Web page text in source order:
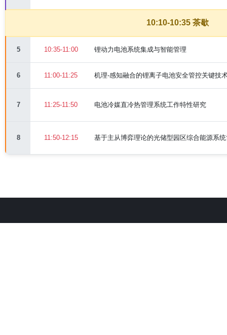
10:10-10:35 茶歇
5 10:35-11:00 锂动力电池系统集成与智能管理
6 11:00-11:25 机理-感知融合的锂离子电池安全管控关键技
7 11:25-11:50 电池冷媒直冷热管理系统工作特性研究
8 11:50-12:15 基于主从博弈理论的光储型园区综合能源系